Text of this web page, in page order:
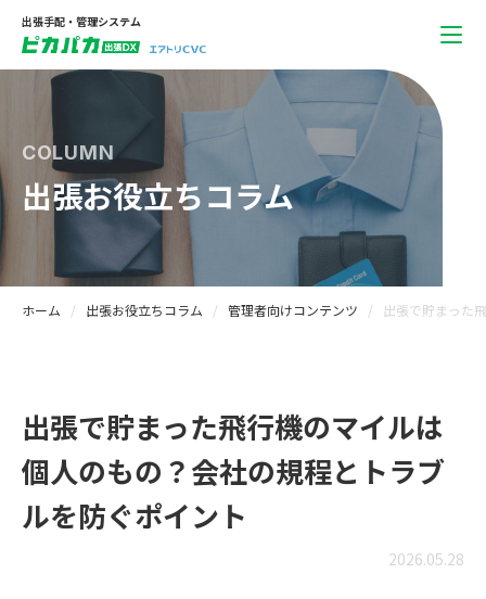
出張手配・管理システム
COLUMN
出張お役立ちコラム
ホーム 出張お役立ちコラム 管理者向けコンテンツ 出張で貯まった
出張で貯まった飛行機のマイルは
個人のもの？会社の規程とトラブ
ルを防ぐポイント
2026.05.28